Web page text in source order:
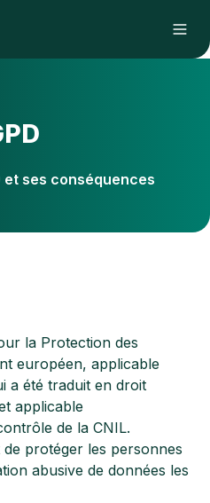
et ses conséquences
la Protection des
européen, applicable
a été traduit en droit
applicable
de la CNIL.
protéger les personnes
abusive de données les